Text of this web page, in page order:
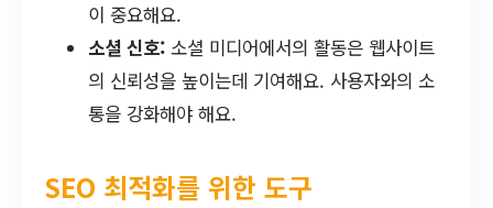
이 중요해요.
소셜 신호: 소셜 미디어에서의 활동은 웹사이트
의 신뢰성을 높이는데 기여해요. 사용자와의 소
통을 강화해야 해요.
SEO 최적화를 위한 도구